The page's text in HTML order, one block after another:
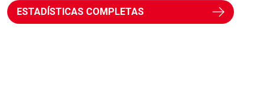
ESTADÍSTICAS COMPLETAS